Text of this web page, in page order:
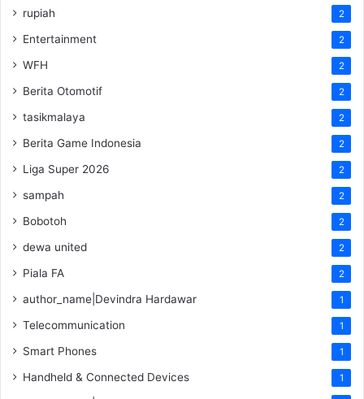
rupiah 2
Entertainment 2
WFH 2
Berita Otomotif 2
tasikmalaya 2
Berita Game Indonesia 2
Liga Super 2026 2
sampah 2
Bobotoh 2
dewa united 2
Piala FA 2
author_name|Devindra Hardawar 1
Telecommunication 1
Smart Phones 1
Handheld & Connected Devices 1